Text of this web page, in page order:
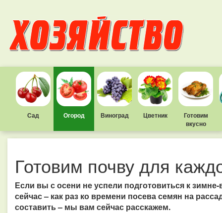
Сад Огород Виноград Цветник
Готовим
вкусно
Готовим почву для
Если вы с осени не успели подготовиться к
сейчас – как раз ко времени посева семян на
составить – мы вам сейчас расскажем.